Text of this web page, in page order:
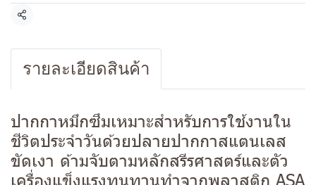
Share
รายละเอียดสินค้า
ปากกาหมึกซึมเหมาะสำหรับการใช้งานใน
ชีวิตประจำวันด้วยปลายปากกาสแตนเลส
ขัดเงา ด้ามจับตามหลักสรีรศาสตร์และตัว
เครื่องแข็งแรงทนทานทำจากพลาสติก ASA